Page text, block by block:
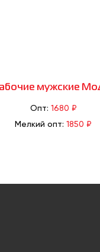
мужские
Опт: 1680 ₽
Мелкий опт: 1850 ₽